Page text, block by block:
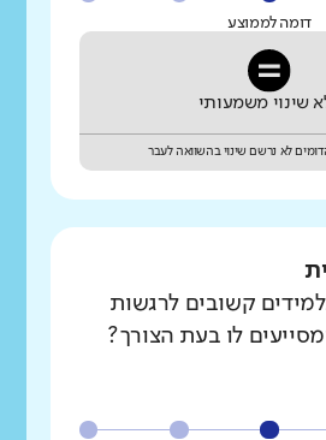
דומה לממוצע
שינוי משמעותי
לא נרשם שינוי בהשוואה לעבר
קשובים לרגשות
לו בעת הצורך?